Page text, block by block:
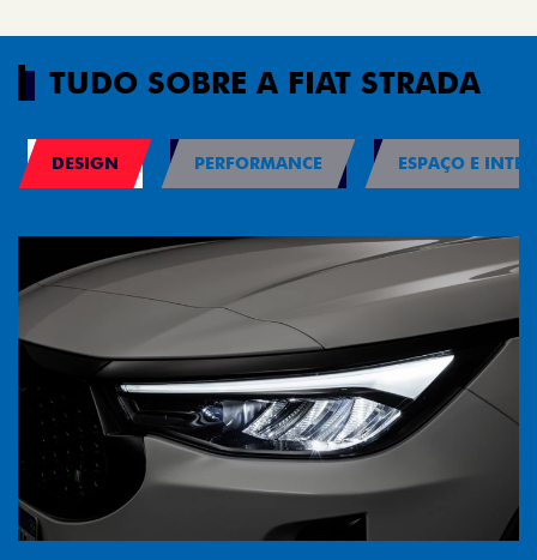
TUDO SOBRE A FIAT STRADA
DESIGN PERFORMANCE ESPAÇO E